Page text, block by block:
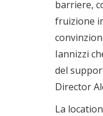
barriere,
fruizione
Iannizzi
del
Director
La